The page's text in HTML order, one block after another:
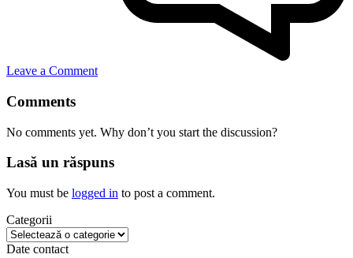
Leave a Comment
Comments
No comments yet. Why don’t you start the discussion?
Lasă un răspuns
You must be logged in to post a comment.
Categorii
Categorii
Date contact